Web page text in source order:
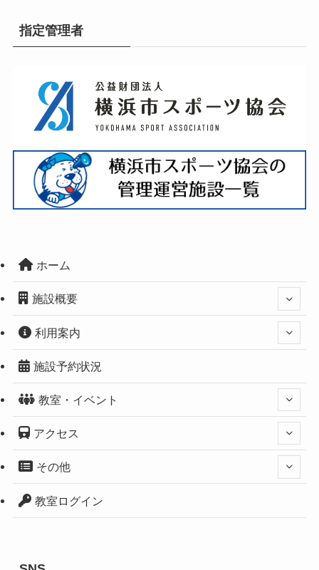
指定管理者
ホーム
施設概要
利用案内
施設予約状況
教室・イベント
アクセス
その他
教室ログイン